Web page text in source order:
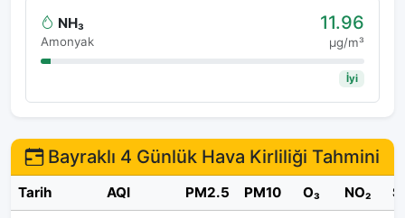
NH₃
Amonyak
11.96
μg/m³
İyi
Bayraklı 4 Günlük Hava Kirliliği Tahmini
Tarih AQI PM2.5 PM10 O₃ NO₂